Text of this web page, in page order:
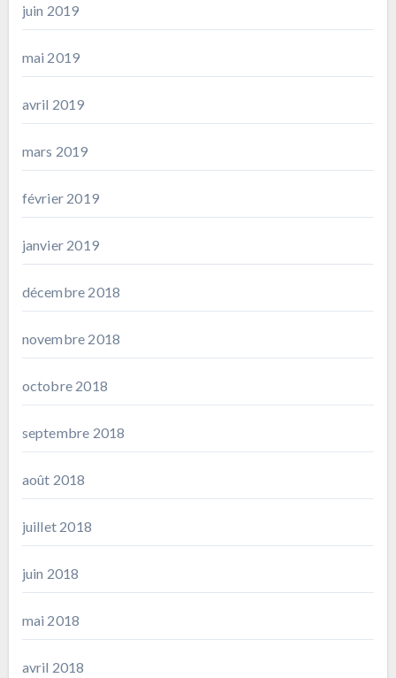
juin 2019
mai 2019
avril 2019
mars 2019
février 2019
janvier 2019
décembre 2018
novembre 2018
octobre 2018
septembre 2018
août 2018
juillet 2018
juin 2018
mai 2018
avril 2018